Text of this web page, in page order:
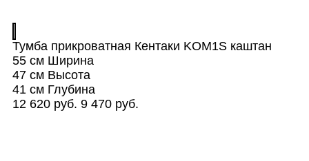
Тумба прикроватная Кентаки KOM1S каштан
55 смШирина
47 смВысота
41 смГлубина
12 620 руб. 9 470 руб.